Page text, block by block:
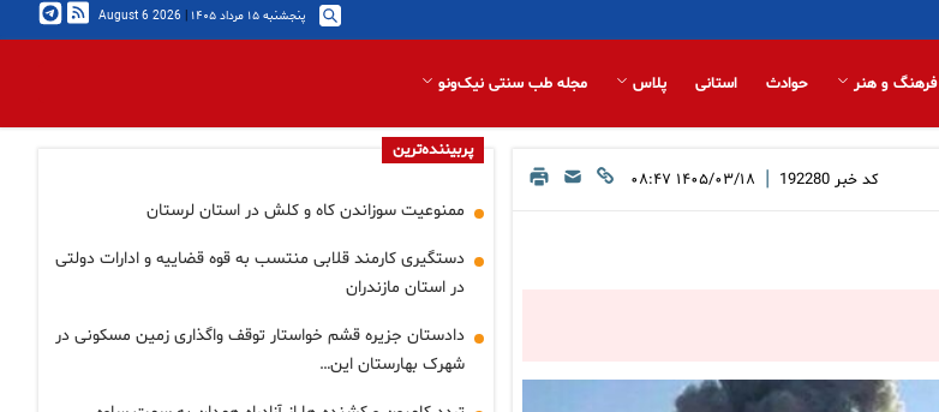
پنجشنبه ۱۵ مرداد ۱۴۰۵ |
2026 August 6
فرهنگ و هنر حوادث استانی پلاس مجله طب سنتی نیک‌ونو
کد خبر 192280
| ۱۴۰۵/۰۳/۱۸ ۰۸:۴۷
پربیننده‌ترین
ممنوعیت سوزاندن کاه و کلش در استان لرستان
دستگیری کارمند قلابی منتسب به قوه قضاییه و ادارات دولتی
در استان مازندران
دادستان جزیره قشم خواستار توقف واگذاری زمین مسکونی در
شهرک بهارستان این…